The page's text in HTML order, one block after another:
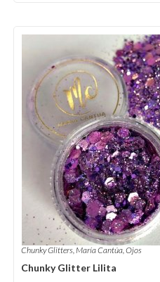
Chunky Glitters, María Cantúa, Ojos
Chunky Glitter Lilita